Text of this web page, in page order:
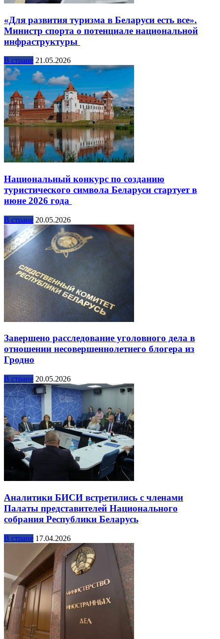
«Для развития туризма в Беларуси есть все».
Министр спорта о потенциале национальной
инфраструктуры
В стране 21.05.2026
Национальный конкурс по созданию
туристического символа Беларуси стартует в
июне 2026 года
В стране 20.05.2026
Завершено расследование уголовного дела в
отношении несовершеннолетнего блогера из
Гродно
В стране 20.05.2026
Аналитики БИСИ встретились с членами
Палаты представителей Национального
собрания Республики Беларусь
В стране 17.04.2026